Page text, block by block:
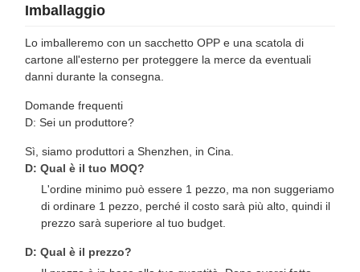
Imballaggio
Lo imballeremo con un sacchetto OPP e una scatola di
cartone all'esterno per proteggere la merce da eventuali
danni durante la consegna.
Domande frequenti
D: Sei un produttore?
Sì, siamo produttori a Shenzhen, in Cina.
D: Qual è il tuo MOQ?
L'ordine minimo può essere 1 pezzo, ma non suggeriamo
di ordinare 1 pezzo, perché il costo sarà più alto, quindi il
prezzo sarà superiore al tuo budget.
D: Qual è il prezzo?